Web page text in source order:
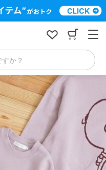
か？